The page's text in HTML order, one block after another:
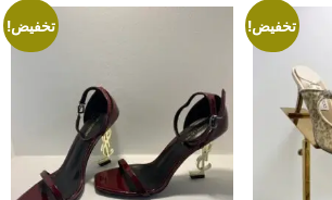
تخفيض! تخفيض!